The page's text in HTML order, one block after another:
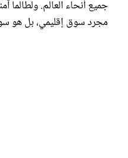
جميع أنحاء العالم.
مجرد سوق إقليمي، بل هو